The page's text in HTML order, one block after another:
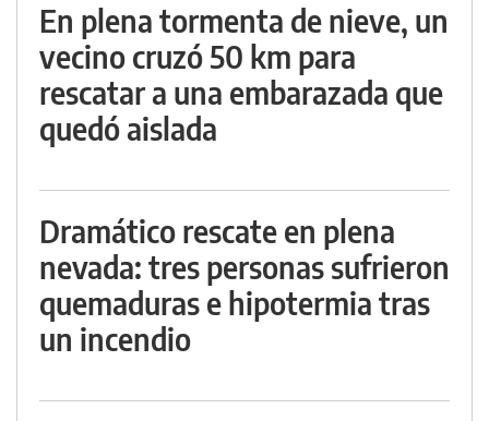
En plena tormenta de nieve, un
vecino cruzó 50 km para
rescatar a una embarazada que
quedó aislada
Dramático rescate en plena
nevada: tres personas sufrieron
quemaduras e hipotermia tras
un incendio